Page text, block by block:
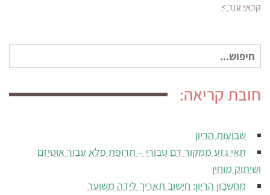
קראי עוד >
חיפוש
עבור:
חובת קריאה:
שבועות הריון
תאי גזע ממקור דם טבורי – תרופת פלא עבור אוטיזם
ושיתוק מוחין
מחשבון הריון: חישוב תאריך לידה משוער